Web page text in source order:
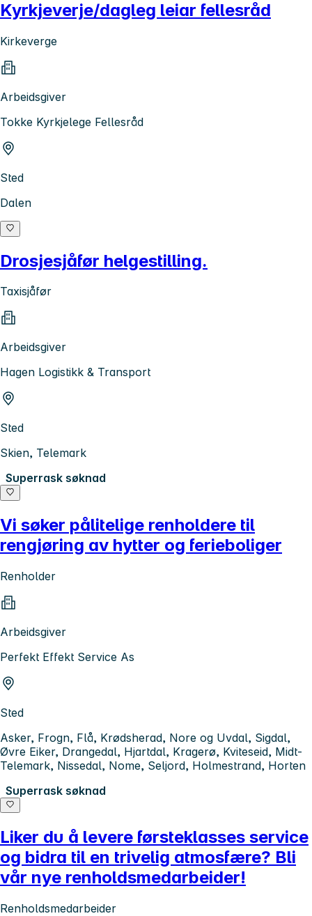
Kyrkjeverje/dagleg leiar fellesråd
Kirkeverge
Arbeidsgiver
Tokke Kyrkjelege Fellesråd
Sted
Dalen
Drosjesjåfør helgestilling.
Taxisjåfør
Arbeidsgiver
Hagen Logistikk & Transport
Sted
Skien, Telemark
Superrask søknad
Vi søker pålitelige renholdere til
rengjøring av hytter og ferieboliger
Renholder
Arbeidsgiver
Perfekt Effekt Service As
Sted
Asker, Frogn, Flå, Krødsherad, Nore og Uvdal, Sigdal,
Øvre Eiker, Drangedal, Hjartdal, Kragerø, Kviteseid, Midt-
Telemark, Nissedal, Nome, Seljord, Holmestrand, Horten
Superrask søknad
Liker du å levere førsteklasses service
og bidra til en trivelig atmosfære? Bli
vår nye renholdsmedarbeider!
Renholdsmedarbeider